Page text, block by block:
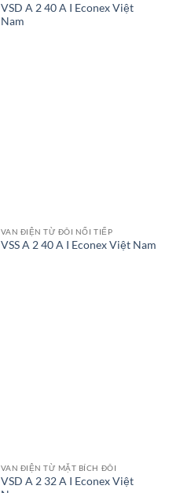
VSD A 2 40 A I Econex Việt
Nam
VAN ĐIỆN TỪ ĐÔI NỐI TIẾP
VSS A 2 40 A I Econex Việt Nam
VAN ĐIỆN TỪ MẶT BÍCH ĐÔI
VSD A 2 32 A I Econex Việt